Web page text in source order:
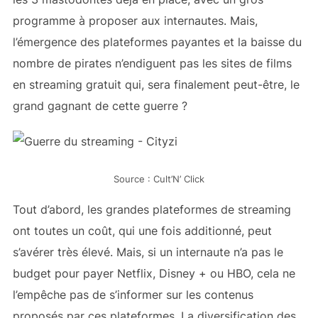
programme à proposer aux internautes. Mais,
l’émergence des plateformes payantes et la baisse du
nombre de pirates n’endiguent pas les sites de films
en streaming gratuit qui, sera finalement peut-être, le
grand gagnant de cette guerre ?
Source : Cult’N’ Click
Tout d’abord, les grandes plateformes de streaming
ont toutes un coût, qui une fois additionné, peut
s’avérer très élevé. Mais, si un internaute n’a pas le
budget pour payer Netflix, Disney + ou HBO, cela ne
l’empêche pas de s’informer sur les contenus